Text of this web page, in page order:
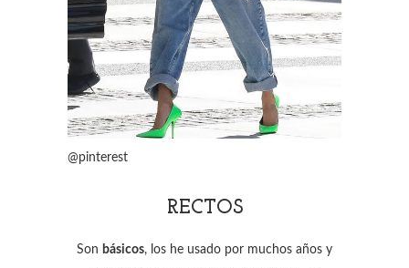
@pinterest
RECTOS
Son básicos, los he usado por muchos años y